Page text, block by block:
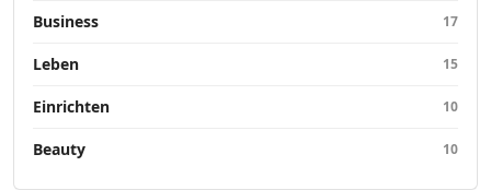
Business 17
Leben 15
Einrichten 10
Beauty 10